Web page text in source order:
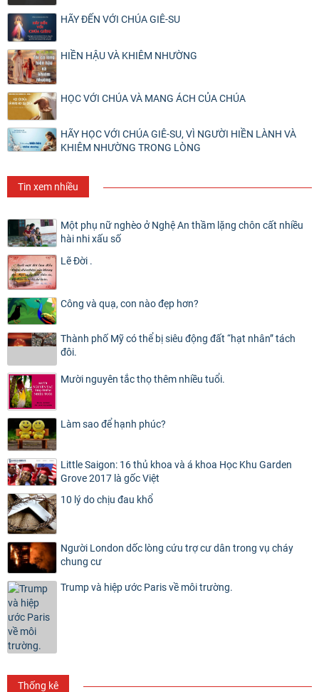
HÃY ĐẾN VỚI CHÚA GIÊ-SU
HIỀN HẬU VÀ KHIÊM NHƯỜNG
HỌC VỚI CHÚA VÀ MANG ÁCH CỦA CHÚA
HÃY HỌC VỚI CHÚA GIÊ-SU, VÌ NGƯỜI HIỀN LÀNH VÀ
KHIÊM NHƯỜNG TRONG LÒNG
Tin xem nhiều
Một phụ nữ nghèo ở Nghệ An thầm lặng chôn cất nhiều
hài nhi xấu số
Lẽ Đời .
Công và quạ, con nào đẹp hơn?
Thành phố Mỹ có thể bị siêu động đất “hạt nhân” tách
đôi.
Mười nguyên tắc thọ thêm nhiều tuổi.
Làm sao để hạnh phúc?
Little Saigon: 16 thủ khoa và á khoa Học Khu Garden
Grove 2017 là gốc Việt
10 lý do chịu đau khổ
Người London dốc lòng cứu trợ cư dân trong vụ cháy
chung cư
Trump và hiệp ước Paris về môi trường.
Thống kê